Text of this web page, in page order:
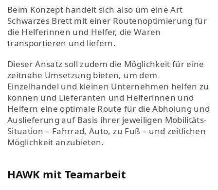
Beim Konzept handelt sich also um eine Art
Schwarzes Brett mit einer Routenoptimierung für
die Helferinnen und Helfer, die Waren
transportieren und liefern.
Dieser Ansatz soll zudem die Möglichkeit für eine
zeitnahe Umsetzung bieten, um dem
Einzelhandel und kleinen Unternehmen helfen zu
können und Lieferanten und Helferinnen und
Helfern eine optimale Route für die Abholung und
Auslieferung auf Basis ihrer jeweiligen Mobilitäts-
Situation – Fahrrad, Auto, zu Fuß – und zeitlichen
Möglichkeit anzubieten.
HAWK mit Teamarbeit